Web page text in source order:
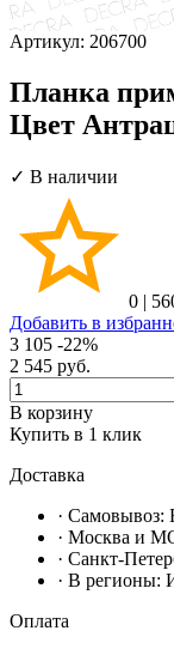
Артикул: 206700
Планка
Цвет
✓ В наличии
0 |
Добавить в
3 105 -22%
2 545 руб.
В корзину
Купить в 1 клик
Доставка
· Самовывоз:
· Москвa и
· Санкт-
· В регионы:
Оплата